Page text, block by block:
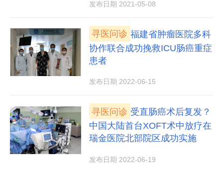
发布日期 2021-05-08
寻医问诊 福建省肿瘤医院多科
协作联合成功挽救ICU肠癌重症
患者
发布日期 2022-06-15
寻医问诊 受直肠癌术后复发？
中国大陆首台XOFT术中放疗在
瑞金医院北部院区成功实施
发布日期 2022-06-19